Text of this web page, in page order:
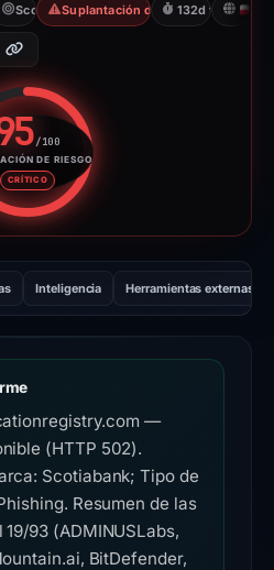
desde 24/03/2026
ScotiabankSuplantación de identidad para
132d to
/100
DE RIESGO
CRÍTICO
Puntuación de riesgo: 95
Inteligencia Herramientas externas
—
(HTTP 502).
Scotiabank; Tipo de
Resumen de las
93 (ADMINUSLabs,
BitDefender,